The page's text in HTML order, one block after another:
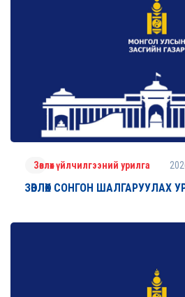
Зөвлөх үйлчилгээний урилга
ЗӨВЛӨХ СОНГОН ШАЛГАРУУЛАХ